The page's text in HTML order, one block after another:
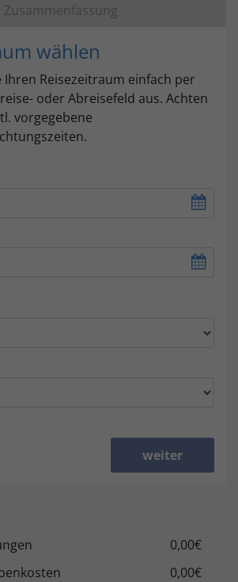
Zusammenfassung
wählen
Ihren Reisezeitraum einfach per
oder Abreisefeld aus. Achten
vorgegebene
weiter
0,00€
0,00€